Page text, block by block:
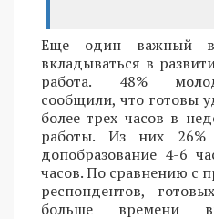
Еще один важный
вкладываться в
работа. 48%
сообщили, что готовы
более трех часов в
работы. Из них 26%
допобразование 4-6
часов. По сравнению с
респондентов,
больше времени